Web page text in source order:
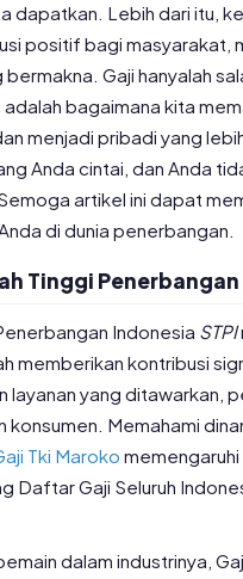
dapatkan. Lebih dari itu,
positif bagi masyarakat,
Gaji hanyalah
bagaimana kita
menjadi pribadi yang
Anda cintai, dan Anda
artikel ini dapat
di dunia penerbangan.
Tinggi
Indonesia STPI
memberikan kontribusi
yang ditawarkan,
konsumen. Memahami
Tki Maroko
Daftar Gaji Seluruh
dalam industrinya,